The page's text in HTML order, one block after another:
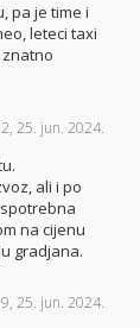
pa je time i
leteci taxi
25. jun. 2024.
ali i po
na cijenu
gradjana.
25. jun. 2024.